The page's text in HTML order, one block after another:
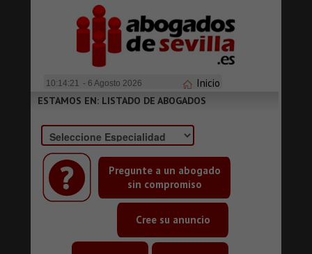
10:14:22 - 6 Agosto 2026 Inicio
Pregunte a un abogado
sin compromiso
Cree su anuncio
ESTAMOS EN: LISTADO DE ABOGADOS